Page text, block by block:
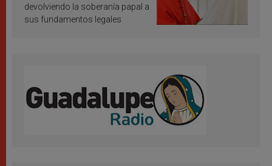
devolviendo la soberanía papal a
sus fundamentos legales